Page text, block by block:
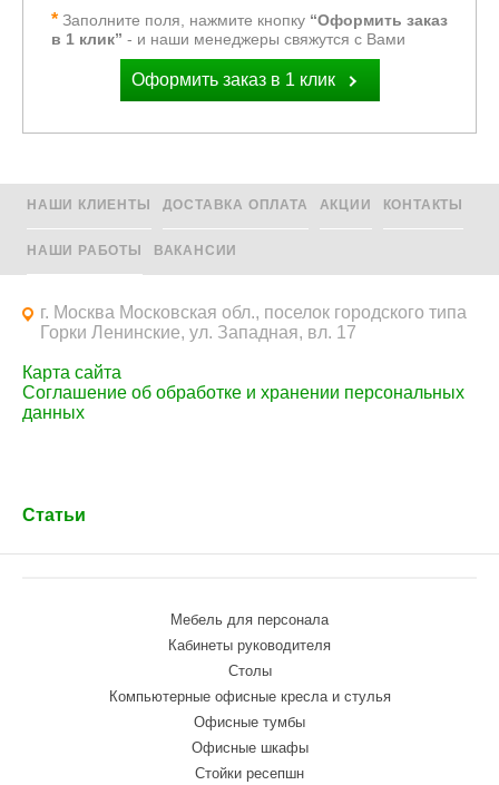
Оформить заказ в 1 клик
Заполните поля, нажмите кнопку “Оформить заказ
в 1 клик” - и наши менеджеры свяжутся с Вами
НАШИ КЛИЕНТЫ ДОСТАВКА ОПЛАТА АКЦИИ КОНТАКТЫ
НАШИ РАБОТЫ ВАКАНСИИ
Статьи
г. Москва Московская обл., поселок городского типа
Горки Ленинские, ул. Западная, вл. 17
Карта сайта
Соглашение об обработке и хранении персональных
данных
Мебель для персонала
Кабинеты руководителя
Столы
Компьютерные офисные кресла и стулья
Офисные тумбы
Офисные шкафы
Стойки ресепшн